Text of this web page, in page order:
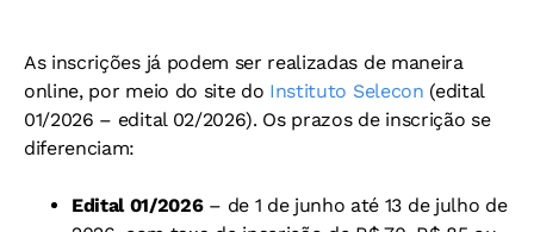
As inscrições já podem ser realizadas de maneira
online, por meio do site do Instituto Selecon (edital
01/2026 – edital 02/2026). Os prazos de inscrição se
diferenciam:
Edital 01/2026– de 1 de junho até 13 de julho de